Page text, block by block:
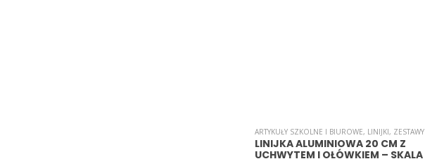
ARTYKUŁY SZKOLNE I BIUROWE, LINIJKI, ZESTAWY
LINIJKA ALUMINIOWA 20 CM Z
UCHWYTEM I OŁÓWKIEM – SKALA